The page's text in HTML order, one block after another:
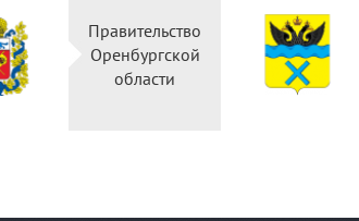
Правительство
Оренбургской
области